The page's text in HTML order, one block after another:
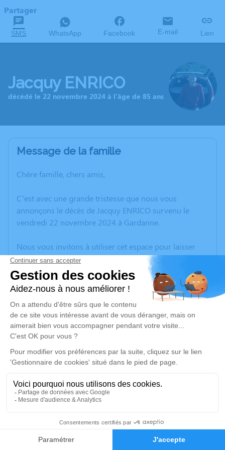
Faire-part Hommages
Partager
SMS WhatsApp Facebook E-mail Lien
Jacquy ENRICO
décédé le 22 novembre 2024 à l'âge de 85 ans
Message de la famille
Chère famille, chers amis,
C’est avec une grande tristesse que nous vous
annonçons le décès de Jacquy ENRICO survenu le
vendredi 22 novembre 2024 à Gardanne.
Nous vous invitons à utiliser cet espace pour laisser
vos condoléances, partager des photos souvenirs, une
anecdote ou exprimer vos pensées à travers des
poèmes ou des textes. Cet endroit est un lieu
d'expression dédié à honorer la mémoire de Jacquy
ENRICO.
Un service de plantation d’arbre hommage est
disponible ici.
Je rends hommage
Crémation
Crématorium de Provence et Parc Mémorial
de Provence d'Aix-en-Provence